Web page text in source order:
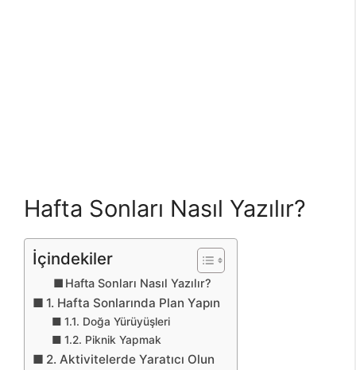
Hafta Sonları Nasıl Yazılır?
İçindekiler
Hafta Sonları Nasıl Yazılır?
1. Hafta Sonlarında Plan Yapın
1.1. Doğa Yürüyüşleri
1.2. Piknik Yapmak
2. Aktivitelerde Yaratıcı Olun